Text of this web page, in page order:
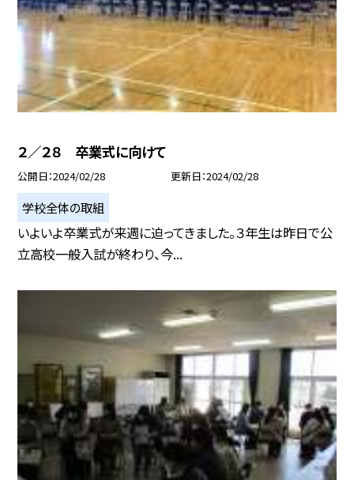
２／２８ 卒業式に向けて
公開日 2024/02/28 更新日 2024/02/28
学校全体の取組
いよいよ卒業式が来週に迫ってきました。３年生は昨日で公
立高校一般入試が終わり、今...